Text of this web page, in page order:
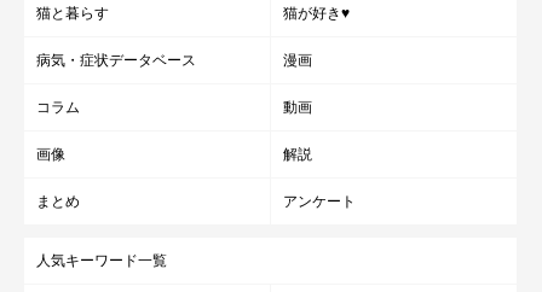
猫と暮らす 猫が好き♥
病気・症状データベース 漫画
コラム 動画
画像 解説
まとめ アンケート
人気キーワード一覧